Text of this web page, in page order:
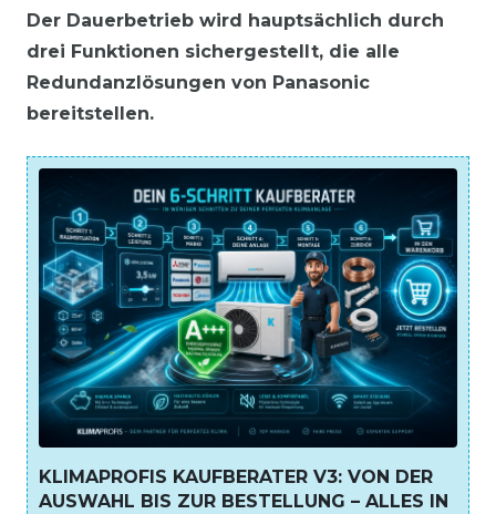
Der Dauerbetrieb wird hauptsächlich durch
drei Funktionen sichergestellt, die alle
Redundanzlösungen von Panasonic
bereitstellen.
KLIMAPROFIS KAUFBERATER V3: VON DER
AUSWAHL BIS ZUR BESTELLUNG – ALLES IN